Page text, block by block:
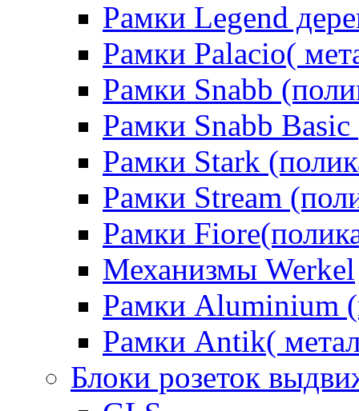
Рамки Legend
Рамки Palacio(
Рамки Snabb
Рамки Snabb
Рамки Stark
Рамки Stream
Рамки
Механизмы Werkel
Рамки Aluminium
Рамки Antik(
Блоки розеток